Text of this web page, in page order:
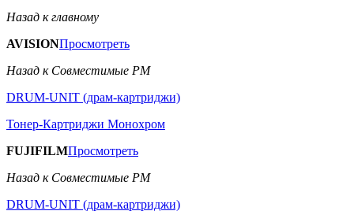
Назад к главному
AVISIONПросмотреть
Назад к Совместимые РМ
DRUM-UNIT (драм-картриджи)
Тонер-Картриджи Монохром
FUJIFILMПросмотреть
Назад к Совместимые РМ
DRUM-UNIT (драм-картриджи)